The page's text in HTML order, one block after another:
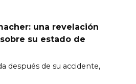
una revelación
su estado de
después de su accidente,